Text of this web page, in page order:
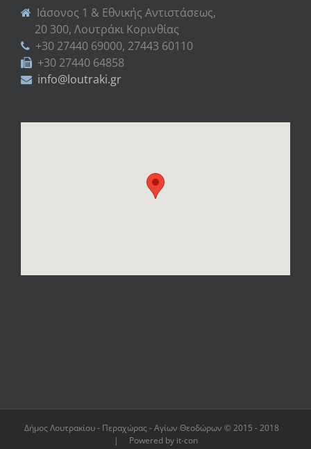
Ιάσονος 1 & Εθνικής Αντιστάσεως,
20 300, Λουτράκι Κορινθίας
+30 27440 69000, 27443 60110
+30 27440 64858
info@loutraki.gr
Δήμος Λουτρακίου - Περαχώρας - Αγίων Θεοδώρων © 2015 - 2018
| Powered by it-con